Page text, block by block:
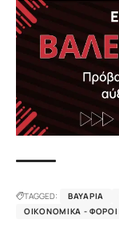
TAGGED: ΒΑΥΑΡΊΑ
ΟΙΚΟΝΟΜΙΚΆ - ΦΌΡΟΙ